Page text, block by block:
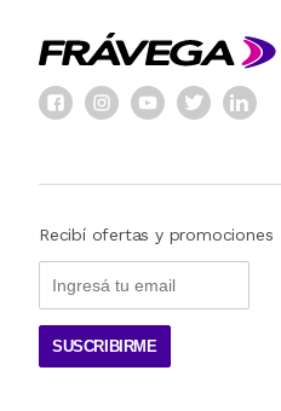
Recibí ofertas y promociones
SUSCRIBIRME